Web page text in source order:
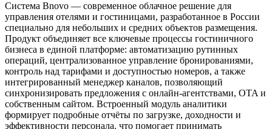
Система Bnovo — современное облачное решение для
управления отелями и гостиницами, разработанное в России
специально для небольших и средних объектов размещения.
Продукт объединяет все ключевые процессы гостиничного
бизнеса в единой платформе: автоматизацию рутинных
операций, централизованное управление бронированиями,
контроль над тарифами и доступностью номеров, а также
интегрированный менеджер каналов, позволяющий
синхронизировать предложения с онлайн‑агентствами, OTA и
собственным сайтом. Встроенный модуль аналитики
формирует подробные отчёты по загрузке, доходности и
эффективности персонала, что помогает принимать